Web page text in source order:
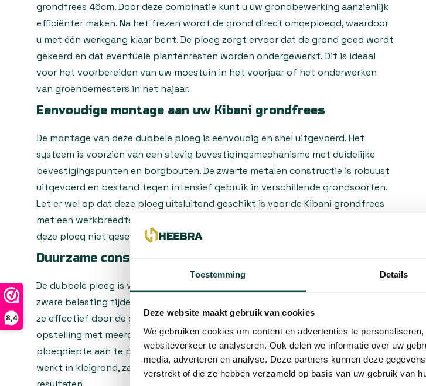
Toestemming Details
Deze website maakt gebruik van cookies
We gebruiken cookies om content en advertenties te
websiteverkeer te analyseren. Ook delen we informatie over uw
media, adverteren en analyse. Deze partners kunnen deze
verstrekt of die ze hebben verzameld op basis van uw gebruik van
8,4
grondfrees 46cm. Door deze combinatie kunt u uw grondbewerking aanzienlijk
efficiënter maken. Na het frezen wordt de grond direct omgeploegd, waardoor
u met één werkgang klaar bent. De ploeg zorgt ervoor dat de grond goed wordt
gekeerd en dat eventuele plantenresten worden ondergewerkt. Dit is ideaal
voor het voorbereiden van uw moestuin in het voorjaar of het onderwerken
van groenbemesters in het najaar.
Eenvoudige montage aan uw Kibani grondfrees
De montage van deze dubbele ploeg is eenvoudig en snel uitgevoerd. Het
systeem is voorzien van een stevig bevestigingsmechanisme met duidelijke
bevestigingspunten en borgbouten. De zwarte metalen constructie is robuust
uitgevoerd en bestand tegen intensief gebruik in verschillende grondsoorten.
Let er wel op dat deze ploeg uitsluitend geschikt is voor de Kibani grondfrees
met een werkbreedte van 46 centimeter. Voor andere modellen of merken is
deze ploeg niet geschikt.
Duurzame constructie voor langdurig gebruik
De dubbele ploeg is vervaardigd uit stevig materiaal dat bestand is tegen de
zware belasting tijdens het ploegen. De ploegscharen zijn zodanig gevormd dat
ze effectief door de grond snijden en de aarde goed keren. De verstelbare
opstelling met meerdere bevestigingsgaten biedt de mogelijkheid om de
ploegdiepte aan te passen aan uw specifieke behoeften en grondtype. Of u nu
werkt in kleigrond, zandgrond of leem, deze ploeg levert uitstekende